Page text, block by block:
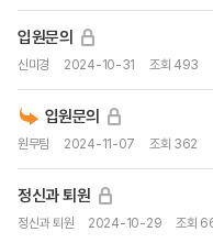
입원문의
신미경 2024-10-31 조회 493
입원문의
원무팀 2024-11-07 조회 362
정신과 퇴원
정신과 퇴원 2024-10-29 조회